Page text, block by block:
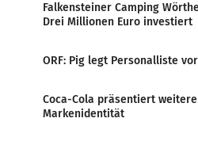
Falkensteiner Camping
Drei Millionen Euro investiert
ORF: Pig legt Personalliste vor
Coca-Cola präsentiert
Markenidentität